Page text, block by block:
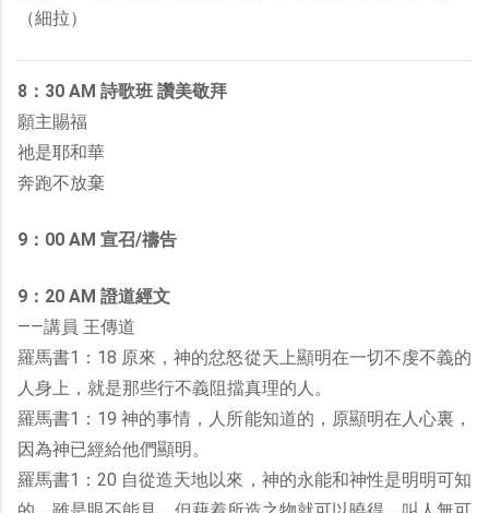
（細拉）
8：30 AM 詩歌班 讚美敬拜
願主賜福
祂是耶和華
奔跑不放棄
9：00 AM 宣召/禱告
9：20 AM 證道經文
——講員 王傳道
羅馬書1：18 原來，神的忿怒從天上顯明在一切不虔不義的
人身上，就是那些行不義阻擋真理的人。
羅馬書1：19 神的事情，人所能知道的，原顯明在人心裏，
因為神已經給他們顯明。
羅馬書1：20 自從造天地以來，神的永能和神性是明明可知